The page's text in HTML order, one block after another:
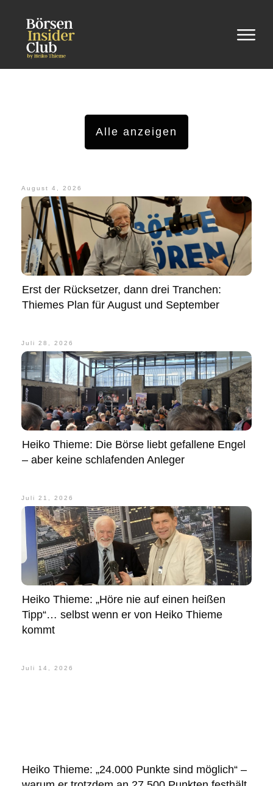
Alle anzeigen
August 4, 2026
Erst der Rücksetzer, dann drei Tranchen:
Thiemes Plan für August und September
Juli 28, 2026
Heiko Thieme: Die Börse liebt gefallene Engel
– aber keine schlafenden Anleger
Juli 21, 2026
Heiko Thieme: „Höre nie auf einen heißen
Tipp“… selbst wenn er von Heiko Thieme
kommt
Juli 14, 2026
Heiko Thieme: „24.000 Punkte sind möglich“ –